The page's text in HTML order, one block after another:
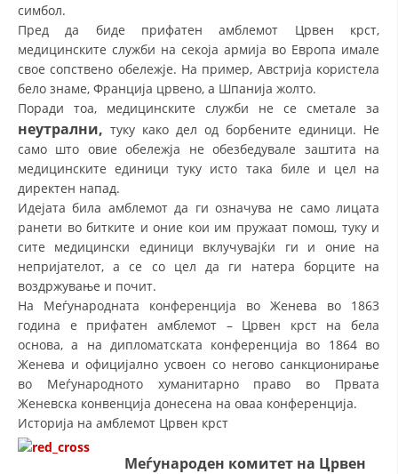
СТАТУТ НА ЦКРМ
ОРГАНИЗАЦИЈА И РАЗВОЈ
РАКОВОДЕН ОДБОР
СТРУКТУРА И ОРГАНИЗАЦИОНА ПОСТАВЕНОСТ
ДИСЕМИНАЦИЈА
ПРОМОЦИЈА НА ХУМАНИ ВРЕДНОСТИ
УПОТРЕБА И ЗАШТИТА НА АМБЛЕМОТ
СОЦИЈАЛНО ХУМАНИТАРНА ДЕЈНОСТ
КАКО ДА ДОНИРАТЕ
ПОДГОТВЕНОСТ И ДЕЈСТВО ПРИ КАТАСТРОФИ
симбол.
Пред да биде прифатен амблемот Црвен крст,
медицинските служби на секоја армија во Европа имале
свое сопствено обележје. На пример, Австрија користела
бело знаме, Франција црвено, а Шпанија жолто.
Поради тоа, медицинските служби не се сметале за
неутрални, туку како дел од борбените единици. Не
само што овие обележја не обезбедувале заштита на
медицинските единици туку исто така биле и цел на
директен напад.
Идејата била амблемот да ги означува не само лицата
ранети во битките и оние кои им пружаат помош, туку и
сите медицински единици вклучувајќи ги и оние на
непријателот, а се со цел да ги натера борците на
воздржување и почит.
На Меѓународната конференција во Женева во 1863
година е прифатен амблемот – Црвен крст на бела
основа, а на дипломатската конференција во 1864 во
Женева и официјално усвоен со негово санкционирање
во Меѓународното хуманитарно право во Првата
Женевска конвенција донесена на оваа конференција.
Историја на амблемот Црвен крст
Меѓународен комитет на Црвен